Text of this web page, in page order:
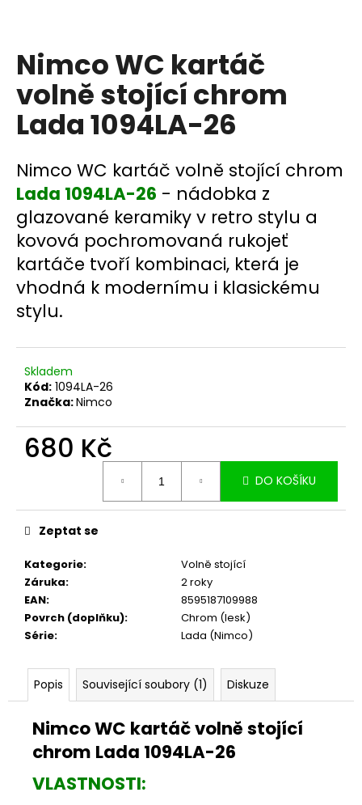
Nimco WC kartáč
volně stojící chrom
Lada 1094LA-26
Nimco WC kartáč volně stojící chrom
Lada 1094LA-26 - nádobka z
glazované keramiky v retro stylu a
kovová pochromovaná rukojeť
kartáče tvoří kombinaci, která je
vhodná k modernímu i klasickému
stylu.
Skladem
Kód: 1094LA-26
Značka:Nimco
680 Kč
DO KOŠÍKU
Kategorie:
Volně stojící
Záruka:
2 roky
EAN:
8595187109988
Povrch (doplňku):
Chrom (lesk)
Série: Lada (Nimco)
Zeptat se
Popis Související soubory (1) Diskuze
Nimco WC kartáč volně stojící
chrom Lada 1094LA-26
VLASTNOSTI:
í
t
?
HLEDAT
D
o
p
o
u
č
u
m